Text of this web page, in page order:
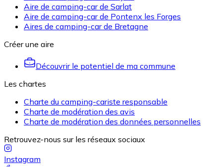
Aire de camping-car de Sarlat
Aire de camping-car de Pontenx les Forges
Aires de camping-car de Bretagne
Créer une aire
Découvrir le potentiel de ma commune
Les chartes
Charte du camping-cariste responsable
Charte de modération des avis
Charte de modération des données personnelles
Retrouvez-nous sur les réseaux sociaux
Instagram